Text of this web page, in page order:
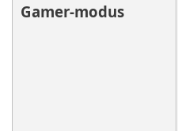
Gamer-modus